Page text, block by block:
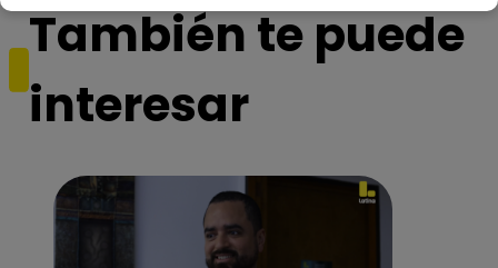
También te puede
interesar